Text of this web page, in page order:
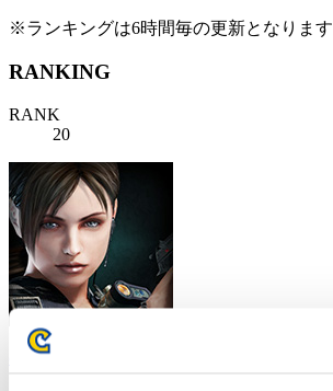
※ランキングは6時間毎の更新となります
RANKING
RANK
20
cameron